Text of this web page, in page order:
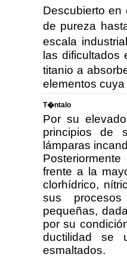
Descubierto
de pureza
escala
las dificultados
titanio a
elementos
T�ntalo
Por su
principios de
lámparas
frente a la
clorhídrico,
sus
pequeñas,
por su
ductilidad se
esmaltados.